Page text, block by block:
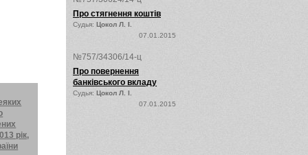
Про стягнення коштів
Судья: Цокол Л. І.
07.01.2015
№757/34306/14-ц
Про повернення
банківського вкладу
Судья: Цокол Л. І.
07.01.2015
рік,